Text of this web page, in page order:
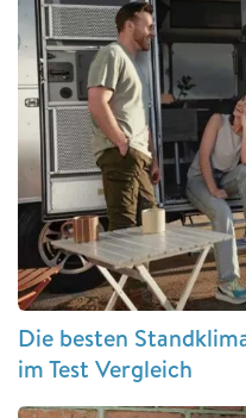
Die besten
im Test Vergleich